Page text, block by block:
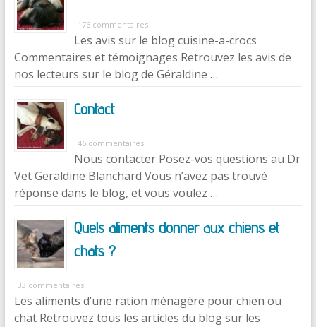
176 commentaires
Les avis sur le blog cuisine-a-crocs
Commentaires et témoignages Retrouvez les avis de
nos lecteurs sur le blog de Géraldine …
Contact
46 commentaires
Nous contacter Posez-vos questions au Dr
Vet Geraldine Blanchard Vous n’avez pas trouvé
réponse dans le blog, et vous voulez …
Quels aliments donner aux chiens et
chats ?
33 commentaires
Les aliments d’une ration ménagère pour chien ou
chat Retrouvez tous les articles du blog sur les